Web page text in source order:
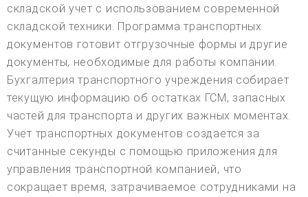
складской учет с использованием современной
складской техники. Программа транспортных
документов готовит отгрузочные формы и другие
документы, необходимые для работы компании.
Бухгалтерия транспортного учреждения собирает
текущую информацию об остатках ГСМ, запасных
частей для транспорта и других важных моментах.
Учет транспортных документов создается за
считанные секунды с помощью приложения для
управления транспортной компанией, что
сокращает время, затрачиваемое сотрудниками на